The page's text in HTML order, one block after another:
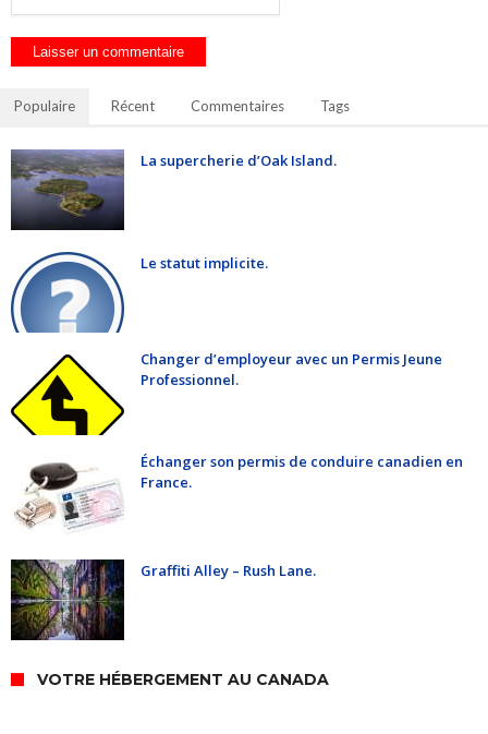
Populaire Récent Commentaires Tags
La supercherie d’Oak Island.
Le statut implicite.
Changer d’employeur avec un Permis Jeune
Professionnel.
Échanger son permis de conduire canadien en
France.
Graffiti Alley – Rush Lane.
VOTRE HÉBERGEMENT AU CANADA